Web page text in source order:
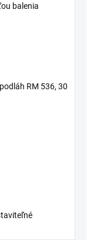
balenia
RM 536, 30